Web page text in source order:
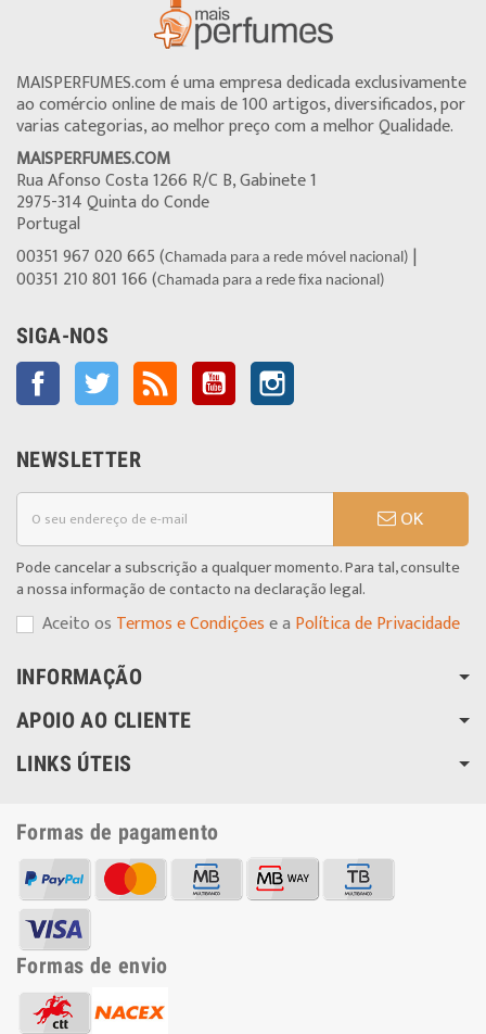
MAISPERFUMES.com é uma empresa dedicada exclusivamente
ao comércio online de mais de 100 artigos, diversificados, por
varias categorias, ao melhor preço com a melhor Qualidade.
MAISPERFUMES.COM
Rua Afonso Costa 1266 R/C B, Gabinete 1
2975-314 Quinta do Conde
Portugal
00351 967 020 665 (Chamada para a rede móvel nacional) |
00351 210 801 166 (Chamada para a rede fixa nacional)
SIGA-NOS
Facebook Twitter Rss YouTube
NEWSLETTER
OK
Pode cancelar a subscrição a qualquer momento. Para tal, consulte
a nossa informação de contacto na declaração legal.
Aceito os Termos e Condiçõese a Política de Privacidade
INFORMAÇÃO
APOIO AO CLIENTE
LINKS ÚTEIS
Formas de pagamento
Formas de envio